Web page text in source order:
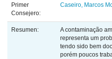
Primer
Consejero:
Caseiro, Marcos
Resumen:
A contaminação
representa um
tendo sido bem
porém poucos